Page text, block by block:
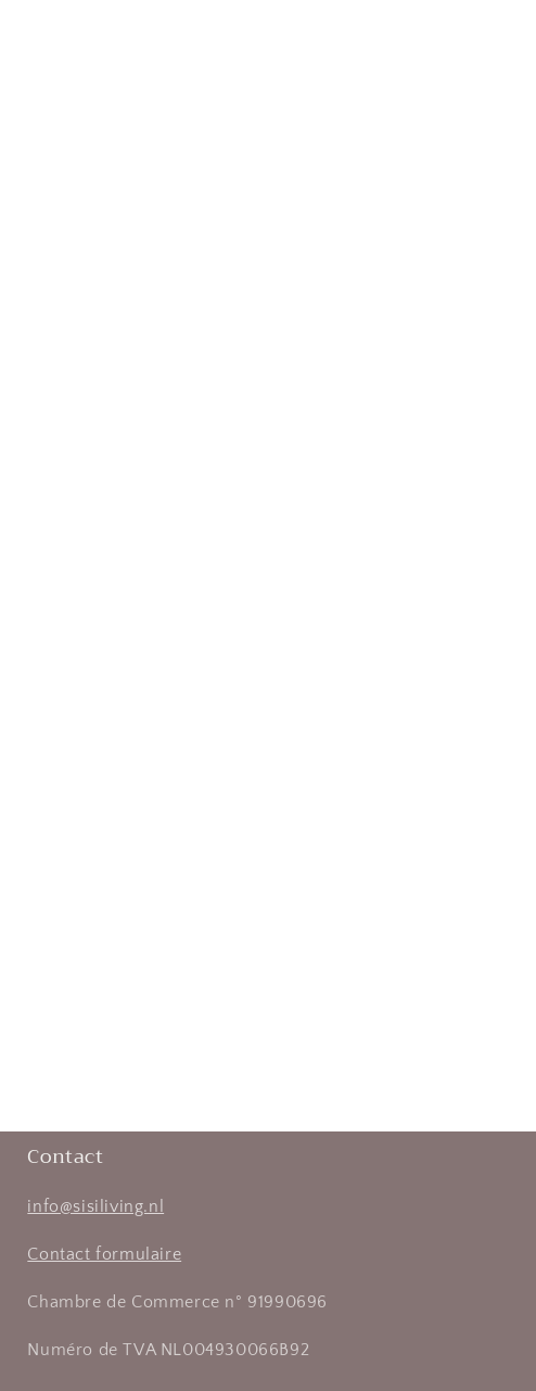
Contact
info@sisiliving.nl
Contact formulaire
Chambre de Commerce n° 91990696
Numéro de TVA NL004930066B92